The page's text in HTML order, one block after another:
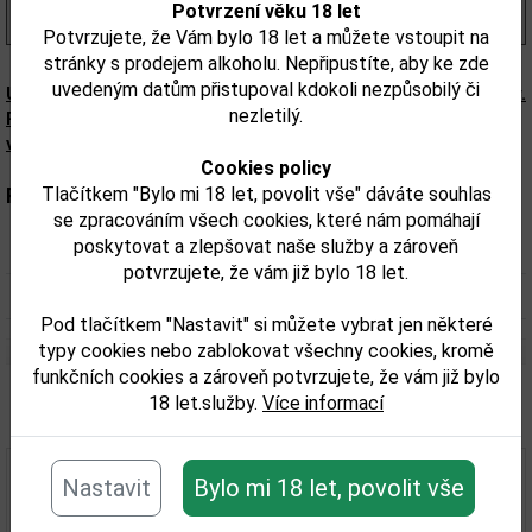
Potvrzení věku 18 let
Potvrzujete, že Vám bylo 18 let a můžete vstoupit na
stránky s prodejem alkoholu. Nepřipustíte, aby ke zde
uvedeným datům přistupoval kdokoli nezpůsobilý či
nezletilý.
Cookies policy
Tlačítkem "Bylo mi 18 let, povolit vše" dáváte souhlas
se zpracováním všech cookies, které nám pomáhají
poskytovat a zlepšovat naše služby a zároveň
potvrzujete, že vám již bylo 18 let.
Pod tlačítkem "Nastavit" si můžete vybrat jen některé
typy cookies nebo zablokovat všechny cookies, kromě
funkčních cookies a zároveň potvrzujete, že vám již bylo
18 let.služby. Více informací
Nastavit Bylo mi 18 let, povolit vše
Upozorňujeme, že tento produkt může obsahovat alergeny.
Přesné složení a alergeny jsou k dispozici na obalu
výrobku. Zkontrolujte prosím před konzumací.
Parametry:
Obsah alkoholu obj. %: 40
Související zboží